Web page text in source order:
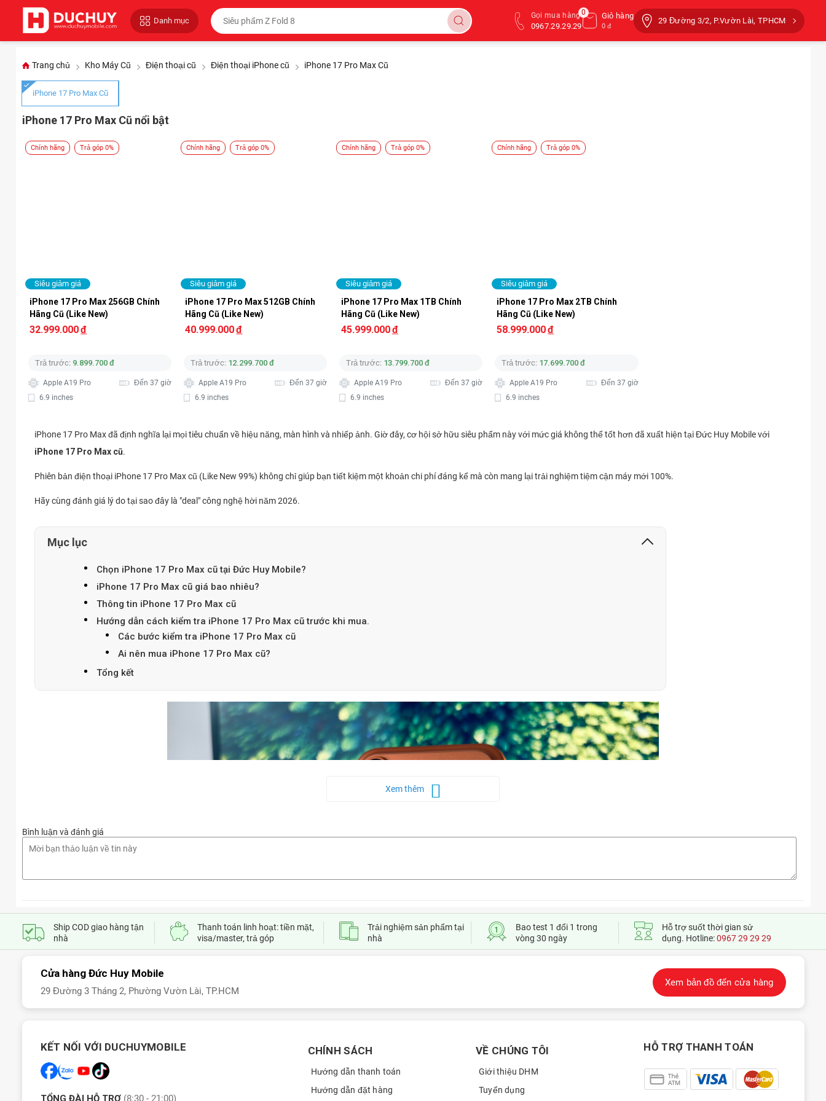
Danh mục
Gọi mua hàng
0967.29.29.29
Giỏ hàng
0 đ
0
29 Đường 3/2, P.Vườn Lài, TPHCM
Trang chủ Kho Máy Cũ Điện thoại cũ Điện thoại iPhone cũ iPhone 17 Pro Max Cũ
iPhone 17 Pro Max Cũ
iPhone 17 Pro Max Cũ nổi bật
Chính hãng Trả góp 0%
Siêu giảm giá
iPhone 17 Pro Max 256GB Chính
Hãng Cũ (Like New)
32.999.000đ
Trả trước: 9.899.700 đ
Apple A19 Pro
Đến 37 giờ
6.9 inches
Chính hãng Trả góp 0%
Siêu giảm giá
iPhone 17 Pro Max 512GB Chính
Hãng Cũ (Like New)
40.999.000đ
Trả trước: 12.299.700 đ
Apple A19 Pro
Đến 37 giờ
6.9 inches
Chính hãng Trả góp 0%
Siêu giảm giá
iPhone 17 Pro Max 1TB Chính
Hãng Cũ (Like New)
45.999.000đ
Trả trước: 13.799.700 đ
Apple A19 Pro
Đến 37 giờ
6.9 inches
Chính hãng Trả góp 0%
Siêu giảm giá
iPhone 17 Pro Max 2TB Chính
Hãng Cũ (Like New)
58.999.000đ
Trả trước: 17.699.700 đ
Apple A19 Pro
Đến 37 giờ
6.9 inches
iPhone 17 Pro Max đã định nghĩa lại mọi tiêu chuẩn về hiệu năng, màn hình và nhiếp ảnh. Giờ đây, cơ hội sở hữu siêu phẩm này với mức giá không thể tốt hơn đã xuất hiện tại Đức Huy Mobile với
iPhone 17 Pro Max cũ.
Phiên bản điện thoại iPhone 17 Pro Max cũ (Like New 99%) không chỉ giúp bạn tiết kiệm một khoản chi phí đáng kể mà còn mang lại trải nghiệm tiệm cận máy mới 100%.
Hãy cùng đánh giá lý do tại sao đây là "deal" công nghệ hời năm 2026.
Mục lục
Chọn iPhone 17 Pro Max cũ tại Đức Huy Mobile?
iPhone 17 Pro Max cũ giá bao nhiêu?
Thông tin iPhone 17 Pro Max cũ
Hướng dẫn cách kiểm tra iPhone 17 Pro Max cũ trước khi mua.
Các bước kiểm tra iPhone 17 Pro Max cũ
Ai nên mua iPhone 17 Pro Max cũ?
Tổng kết
Xem thêm
Bình luận và đánh giá
Ship COD giao hàng tận
nhà
Thanh toán linh hoạt: tiền mặt,
visa/master, trả góp
Trải nghiệm sản phẩm tại
nhà
Bao test 1 đổi 1 trong
vòng 30 ngày
Hỗ trợ suốt thời gian sử
dụng. Hotline:0967 29 29 29
Cửa hàng Đức Huy Mobile
29 Đường 3 Tháng 2, Phường Vườn Lài, TP.HCM
Xem bản đồ đến cửa hàng
KẾT NỐI VỚI DUCHUYMOBILE
TỔNG ĐÀI HỖ TRỢ (8:30 - 21:00)
CHÍNH SÁCH
Hướng dẫn thanh toán
Hướng dẫn đặt hàng
VỀ CHÚNG TÔI
Giới thiệu DHM
Tuyển dụng
HỖ TRỢ THANH TOÁN